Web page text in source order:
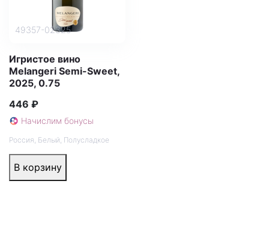
49357-02325
Игристое вино
Melangeri Semi-Sweet,
2025, 0.75
446 ₽
Начислим бонусы
Россия Белый Полусладкое
В корзину